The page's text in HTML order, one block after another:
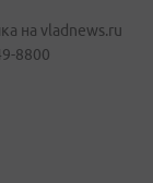
на vladnews.ru
8800